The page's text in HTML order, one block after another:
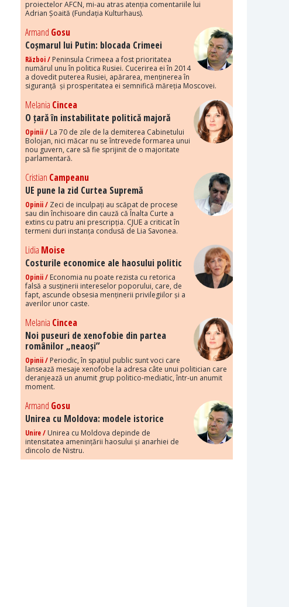
proiectelor AFCN, mi-au atras atenția comentariile lui
Adrian Șoaită (Fundația Kulturhaus).
Armand Gosu
Coșmarul lui Putin: blocada Crimeei
Război / Peninsula Crimeea a fost prioritatea
numărul unu în politica Rusiei. Cucerirea ei în 2014
a dovedit puterea Rusiei, apărarea, menținerea în
siguranță și prosperitatea ei semnifică măreția Moscovei.
Melania Cincea
O țară în instabilitate politică majoră
Opinii / La 70 de zile de la demiterea Cabinetului
Bolojan, nici măcar nu se întrevede formarea unui
nou guvern, care să fie sprijinit de o majoritate
parlamentară.
Cristian Campeanu
UE pune la zid Curtea Supremă
Opinii / Zeci de inculpați au scăpat de procese
sau din închisoare din cauză că Înalta Curte a
extins cu patru ani prescripția. CJUE a criticat în
termeni duri instanța condusă de Lia Savonea.
Lidia Moise
Costurile economice ale haosului politic
Opinii / Economia nu poate rezista cu retorica
falsă a susținerii intereselor poporului, care, de
fapt, ascunde obsesia menținerii privilegiilor și a
averilor unor caste.
Melania Cincea
Noi puseuri de xenofobie din partea
românilor „neaoși”
Opinii / Periodic, în spațiul public sunt voci care
lansează mesaje xenofobe la adresa câte unui politician care
deranjează un anumit grup politico-mediatic, într-un anumit
moment.
Armand Gosu
Unirea cu Moldova: modele istorice
Unire / Unirea cu Moldova depinde de
intensitatea amenințării haosului și anarhiei de
dincolo de Nistru.